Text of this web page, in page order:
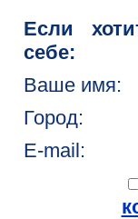
Если
себе:
Ваше имя:
Город:
E-mail: